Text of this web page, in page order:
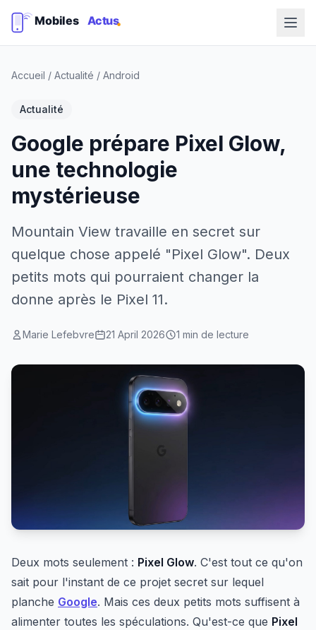
Accueil / Actualité / Android
Actualité
Google prépare Pixel Glow,
une technologie
mystérieuse
Mountain View travaille en secret sur
quelque chose appelé "Pixel Glow". Deux
petits mots qui pourraient changer la
donne après le Pixel 11.
Marie Lefebvre 21 April 2026 1 min de lecture
Deux mots seulement : Pixel Glow. C'est tout ce qu'on
sait pour l'instant de ce projet secret sur lequel
planche Google. Mais ces deux petits mots suffisent à
alimenter toutes les spéculations. Qu'est-ce que Pixel